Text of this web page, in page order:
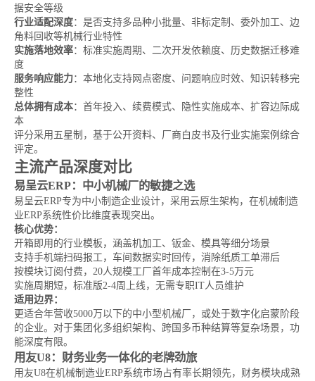
据安全等级
行业适配深度：是否支持多品种小批量、非标定制、委外加工、边
角料回收等机械行业特性
实施落地效率：标准实施周期、二次开发依赖度、历史数据迁移难
度
服务响应能力：本地化支持网点密度、问题响应时效、知识转移完
整性
总体拥有成本：首年投入、续费模式、隐性实施成本、扩容边际成
本
评分采用五星制，基于公开资料、厂商白皮书及行业实施案例综合
评定。
主流产品深度对比
易呈云ERP：中小机械厂的敏捷之选
易呈云ERP专为中小制造企业设计，采用云原生架构，在机械制造
业ERP系统性价比维度表现突出。
核心优势：
开箱即用的行业模板，涵盖机加工、钣金、模具等细分场景
支持手机端扫码报工，车间数据实时回传，消除纸质工单滞后
按模块订阅付费，20人规模工厂首年成本控制在3-5万元
实施周期短，标准版2-4周上线，无需专职IT人员维护
适用边界：
更适合年营收5000万以下的中小型机械厂，或处于数字化启蒙阶段
的企业。对于集团化多组织架构、跨国多币种结算等复杂场景，功
能深度有限。
用友U8：财务业务一体化的老牌劲旅
用友U8在机械制造业ERP系统市场占有率长期领先，财务模块成熟